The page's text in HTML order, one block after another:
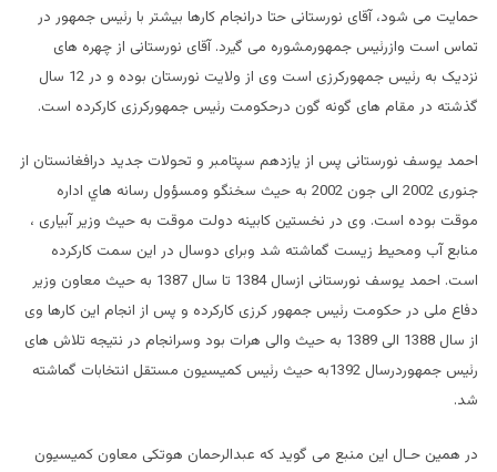
حمایت می شود، آقای نورستانی حتا درانجام کارها بیشتر با رئیس جمهور در
تماس است وازرئیس جمهورمشوره می گیرد. آقای نورستانی از چهره های
نزدیک به رئیس جمهورکرزی است وی از ولایت نورستان بوده و در 12 سال
گذشته در مقام های گونه گون درحکومت رئیس جمهورکرزی کارکرده است.
احمد یوسف نورستانی پس از یازدهم سپتامبر و تحولات جدید درافغانستان از
جنوری 2002 الی جون 2002 به حیث سخنگو ومسؤول رسانه هاي اداره
موقت بوده است. وی در نخستین کابینه دولت موقت به حیث وزیر آبیاری ،
منابع آب ومحیط زیست گماشته شد وبرای دوسال در این سمت کارکرده
است. احمد یوسف نورستانی ازسال 1384 تا سال 1387 به حیث معاون وزیر
دفاع ملی در حکومت رئیس جمهور کرزی کارکرده و پس از انجام این کارها وی
از سال 1388 الی 1389 به حیث والی هرات بود وسرانجام در نتیجه تلاش های
رئیس جمهوردرسال 1392به حیث رئیس کمیسیون مستقل انتخابات گماشته
شد.
در همین حـال این منبع می گوید که عبدالرحمان هوتکی معاون کمیسیون